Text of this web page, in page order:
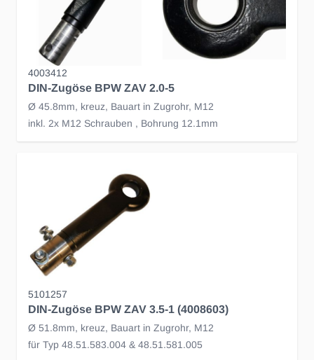
4003412
DIN-Zugöse BPW ZAV 2.0-5
Ø 45.8mm, kreuz, Bauart in Zugrohr, M12
inkl. 2x M12 Schrauben , Bohrung 12.1mm
5101257
DIN-Zugöse BPW ZAV 3.5-1 (4008603)
Ø 51.8mm, kreuz, Bauart in Zugrohr, M12
für Typ 48.51.583.004 & 48.51.581.005